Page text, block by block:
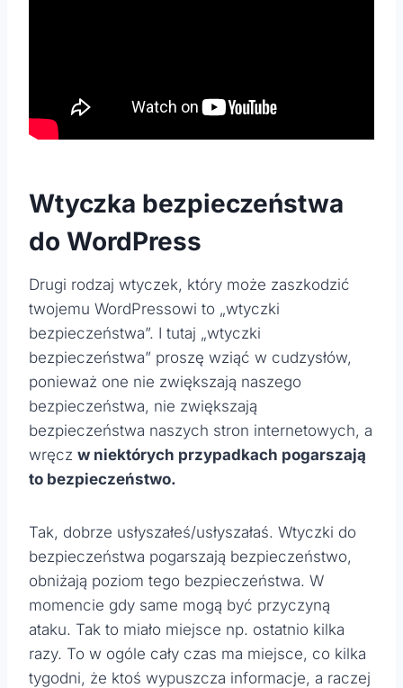
Wtyczka bezpieczeństwa
do WordPress
Drugi rodzaj wtyczek, który może zaszkodzić
twojemu WordPressowi to „wtyczki
bezpieczeństwa”. I tutaj „wtyczki
bezpieczeństwa” proszę wziąć w cudzysłów,
ponieważ one nie zwiększają naszego
bezpieczeństwa, nie zwiększają
bezpieczeństwa naszych stron internetowych, a
wręcz w niektórych przypadkach pogarszają
to bezpieczeństwo.
Tak, dobrze usłyszałeś/usłyszałaś. Wtyczki do
bezpieczeństwa pogarszają bezpieczeństwo,
obniżają poziom tego bezpieczeństwa. W
momencie gdy same mogą być przyczyną
ataku. Tak to miało miejsce np. ostatnio kilka
razy. To w ogóle cały czas ma miejsce, co kilka
tygodni, że ktoś wypuszcza informacje, a raczej